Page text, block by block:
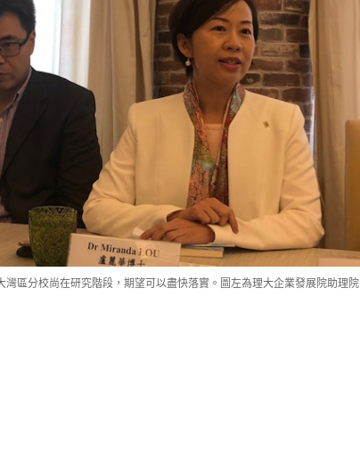
區分校尚在研究階段，期望可以盡快落實。圖左為理大企業發展院助理院